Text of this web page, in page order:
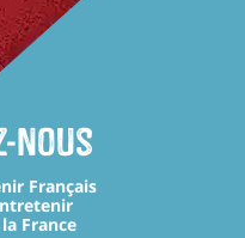
nous
Français
France